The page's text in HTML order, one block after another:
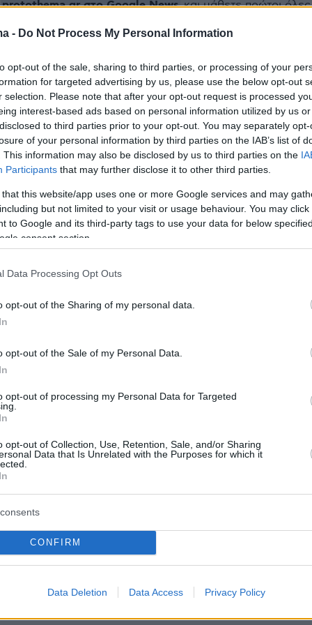
- Do Not Process My Personal Information
opt-out of the sale, sharing to third parties, or processing of your
for targeted advertising by us, please use the below opt-out
selection. Please note that after your opt-out request is processed
interest-based ads based on personal information utilized by us
to third parties prior to your opt-out. You may separately
of your personal information by third parties on the IAB’s list of
This information may also be disclosed by us to third parties on the
Participants that may further disclose it to other third parties.
that this website/app uses one or more Google services and may
but not limited to your visit or usage behaviour. You may
to Google and its third-party tags to use your data for below
consent section.
Data Processing Opt Outs
opt-out of the Sharing of my personal data.
opt-out of the Sale of my Personal Data.
opt-out of processing my Personal Data for Targeted
opt-out of Collection, Use, Retention, Sale, and/or Sharing
Data that Is Unrelated with the Purposes for which it
CONFIRM
Data Deletion Data Access Privacy Policy
protothema.gr στο Google Newsκαι μάθετε πρώτοι όλες
στοProtothema.gr
ΕιδήσειςΔημοφιλή
με φλοράλ
της
περιμέναμε να
7 λάθη που όλοι
καλοκαιρινή
Ipsos: Οι
για
στη Μέση Ανατολή
το Ιράν
Κοράκι στη Βρετανία πήρε στο
γυναίκα και την έριξε κάτω, δείτε
βίντεο
Αλέξης Γιαννούλιας κατεβαίνει
πριν 28 λεπτά
O Λάκης Γαβαλάς έκλεισε τα 74:
ικανός και δημιουργικός
πριν 28 λεπτά
μετρά 16 έτη με τη νόσο
ΕΙΔΗΣΕΙΣ